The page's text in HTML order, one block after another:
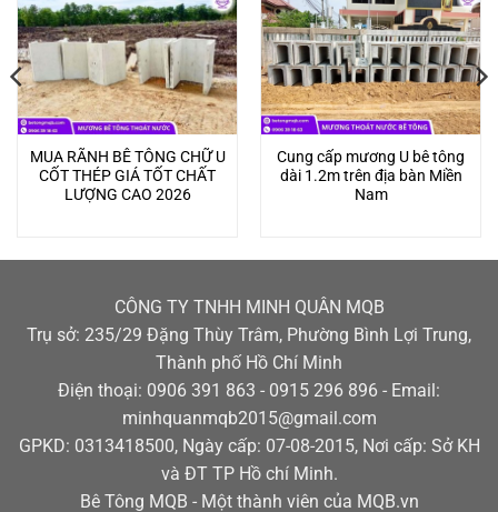
MUA RÃNH BÊ TÔNG CHỮ U
CỐT THÉP GIÁ TỐT CHẤT
LƯỢNG CAO 2026
Cung cấp mương U bê tông
dài 1.2m trên địa bàn Miền
Nam
CÔNG TY TNHH MINH QUÂN MQB
Trụ sở: 235/29 Đặng Thùy Trâm, Phường Bình Lợi Trung,
Thành phố Hồ Chí Minh
Điện thoại: 0906 391 863 - 0915 296 896 - Email:
minhquanmqb2015@gmail.com
GPKD: 0313418500, Ngày cấp: 07-08-2015, Nơi cấp: Sở KH
và ĐT TP Hồ chí Minh.
Bê Tông MQB - Một thành viên của MQB.vn